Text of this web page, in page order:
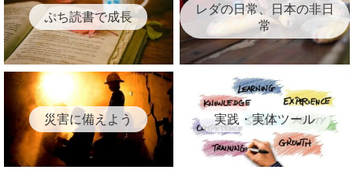
ぷち読書で成長
レダの日常、日本の非日
常
災害に備えよう 実践・実体ツール